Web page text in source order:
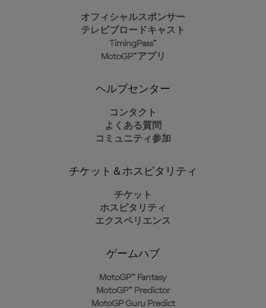
オフィシャルスポンサー
テレビブロードキャスト
TimingPass™
MotoGP™アプリ
ヘルプセンター
コンタクト
よくある質問
コミュニティ参加
チケット＆ホスピタリティ
チケット
ホスピタリティ
エクスペリエンス
ゲームハブ
MotoGP™ Fantasy
MotoGP™ Predictor
MotoGP Guru Predict